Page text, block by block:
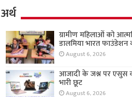
अर्थ
ग्रामीण महिलाओं को
डालमिया भारत
August 6, 2026
आजादी के जश्न पर एसुस
भारी छूट
August 6, 2026